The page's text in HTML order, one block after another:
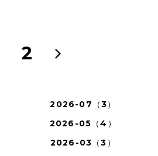
2
2026-07（3）
2026-05（4）
2026-03（3）